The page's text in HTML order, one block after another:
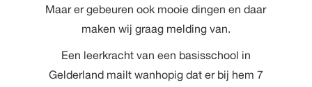
Maar er gebeuren ook mooie dingen en daar
maken wij graag melding van.
Een leerkracht van een basisschool in
Gelderland mailt wanhopig dat er bij hem 7